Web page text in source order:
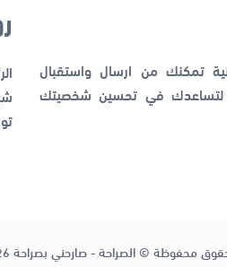
تمكنك من ارسال واستقبال
لتساعدك في تحسين شخصيتك
محفوظة © الصراحة - صارحني بصراحة 2026